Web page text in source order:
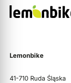
Lemonbike
41-710 Ruda Śląska